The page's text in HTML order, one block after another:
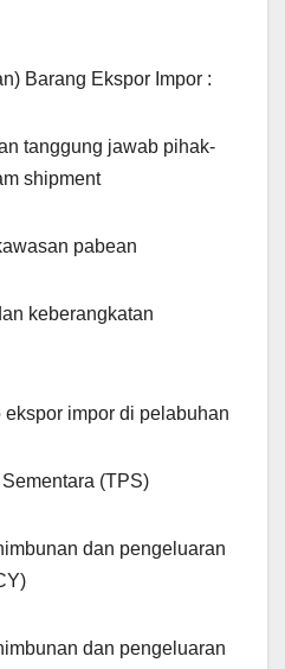
Barang Ekspor Impor :
tanggung jawab pihak-
shipment
pabean
keberangkatan
impor di pelabuhan
(TPS)
dan pengeluaran
dan pengeluaran